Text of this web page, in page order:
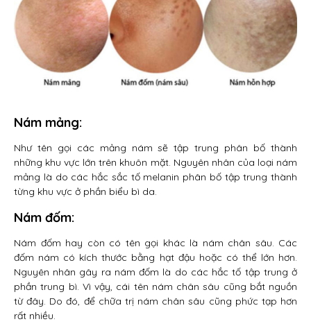
Nám mảng:
Như tên gọi các mảng nám sẽ tập trung phân bố thành
những khu vực lớn trên khuôn mặt. Nguyên nhân của loại nám
mảng là do các hắc sắc tố melanin phân bố tập trung thành
từng khu vực ở phần biểu bì da.
Nám đốm:
Nám đốm hay còn có tên gọi khác là nám chân sâu. Các
đốm nám có kích thước bằng hạt đậu hoặc có thể lớn hơn.
Nguyên nhân gây ra nám đốm là do các hắc tố tập trung ở
phần trung bì. Vì vậy, cái tên nám chân sâu cũng bắt nguồn
từ đây. Do đó, để chữa trị nám chân sâu cũng phức tạp hơn
rất nhiều.